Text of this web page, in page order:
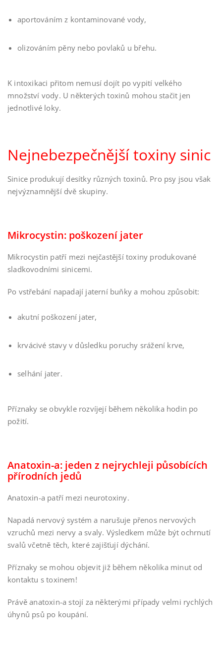
aportováním z kontaminované vody,
olizováním pěny nebo povlaků u břehu.
K intoxikaci přitom nemusí dojít po vypití velkého
množství vody. U některých toxinů mohou stačit jen
jednotlivé loky.
Nejnebezpečnější toxiny sinic
Sinice produkují desítky různých toxinů. Pro psy jsou však
nejvýznamnější dvě skupiny.
Mikrocystin: poškození jater
Mikrocystin patří mezi nejčastější toxiny produkované
sladkovodními sinicemi.
Po vstřebání napadají jaterní buňky a mohou způsobit:
akutní poškození jater,
krvácivé stavy v důsledku poruchy srážení krve,
selhání jater.
Příznaky se obvykle rozvíjejí během několika hodin po
požití.
Anatoxin-a: jeden z nejrychleji působících
přírodních jedů
Anatoxin-a patří mezi neurotoxiny.
Napadá nervový systém a narušuje přenos nervových
vzruchů mezi nervy a svaly. Výsledkem může být ochrnutí
svalů včetně těch, které zajišťují dýchání.
Příznaky se mohou objevit již během několika minut od
kontaktu s toxinem!
Právě anatoxin-a stojí za některými případy velmi rychlých
úhynů psů po koupání.